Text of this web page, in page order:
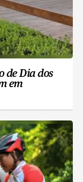
de Dia dos
em